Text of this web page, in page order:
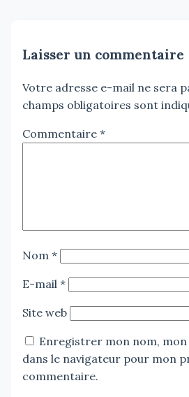
Laisser un commentaire
Votre adresse e-mail ne sera
champs obligatoires sont
Commentaire *
Nom *
E-mail *
Site web
Enregistrer mon nom,
dans le navigateur pour mon
commentaire.